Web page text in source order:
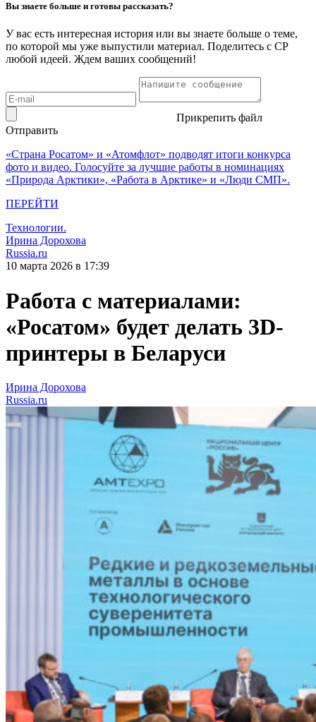
Вы знаете больше и готовы рассказать?
У вас есть интересная история или вы знаете больше о теме,
по которой мы уже выпустили материал. Поделитесь с СР
любой идеей. Ждем ваших сообщений!
Прикрепить файл
Отправить
«Страна Росатом» и «Атомфлот» подводят итоги конкурса
фото и видео. Голосуйте за лучшие работы в номинациях
«Природа Арктики», «Работа в Арктике» и «Люди СМП».
ПЕРЕЙТИ
Технологии.
Ирина Дорохова
Russia.ru
10 марта 2026 в 17:39
Работа с материалами:
«Росатом» будет делать 3D-
принтеры в Беларуси
Ирина Дорохова
Russia.ru